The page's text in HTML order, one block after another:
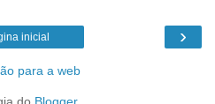
›
inicial
para a web
do Blogger.